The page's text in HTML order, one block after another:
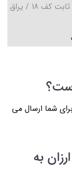
ابعاد درب ضدسرقت ارزان 110×210 / چارچوب ثابت کف 18 / یراق
شما ارسال می
به